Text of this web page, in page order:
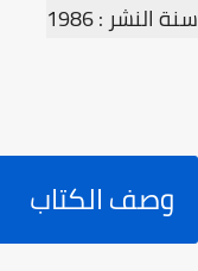
سنة النشر : 1986
وصف الكتاب